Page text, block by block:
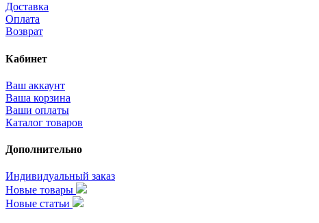
Доставка
Оплата
Возврат
Кабинет
Ваш аккаунт
Ваша корзина
Ваши оплаты
Каталог товаров
Дополнительно
Индивидуальный заказ
Новые товары
Новые статьи